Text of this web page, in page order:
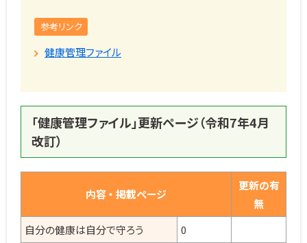
参考リンク
健康管理ファイル
「健康管理ファイル」更新ページ（令和7年4月
改訂）
内容 ・ 掲載ページ
更新の有
無
自分の健康は自分で守ろう
0